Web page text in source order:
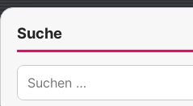
Suche
Suche
nach: